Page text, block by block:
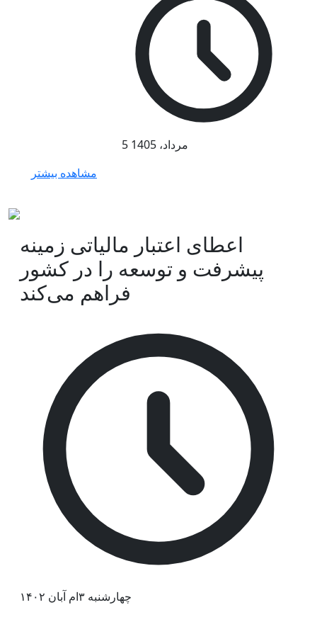
5 مرداد، 1405
مشاهده بیشتر
اعطای اعتبار مالیاتی زمینه
پیشرفت و توسعه را در کشور
فراهم می‌کند
چهارشنبه ۳ام آبان ۱۴۰۲